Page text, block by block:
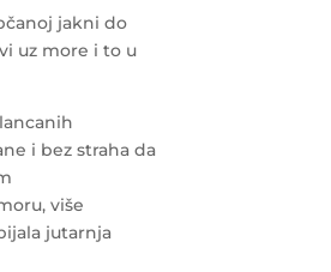
jakni do
uz more i to u
i bez straha da
više
jutarnja